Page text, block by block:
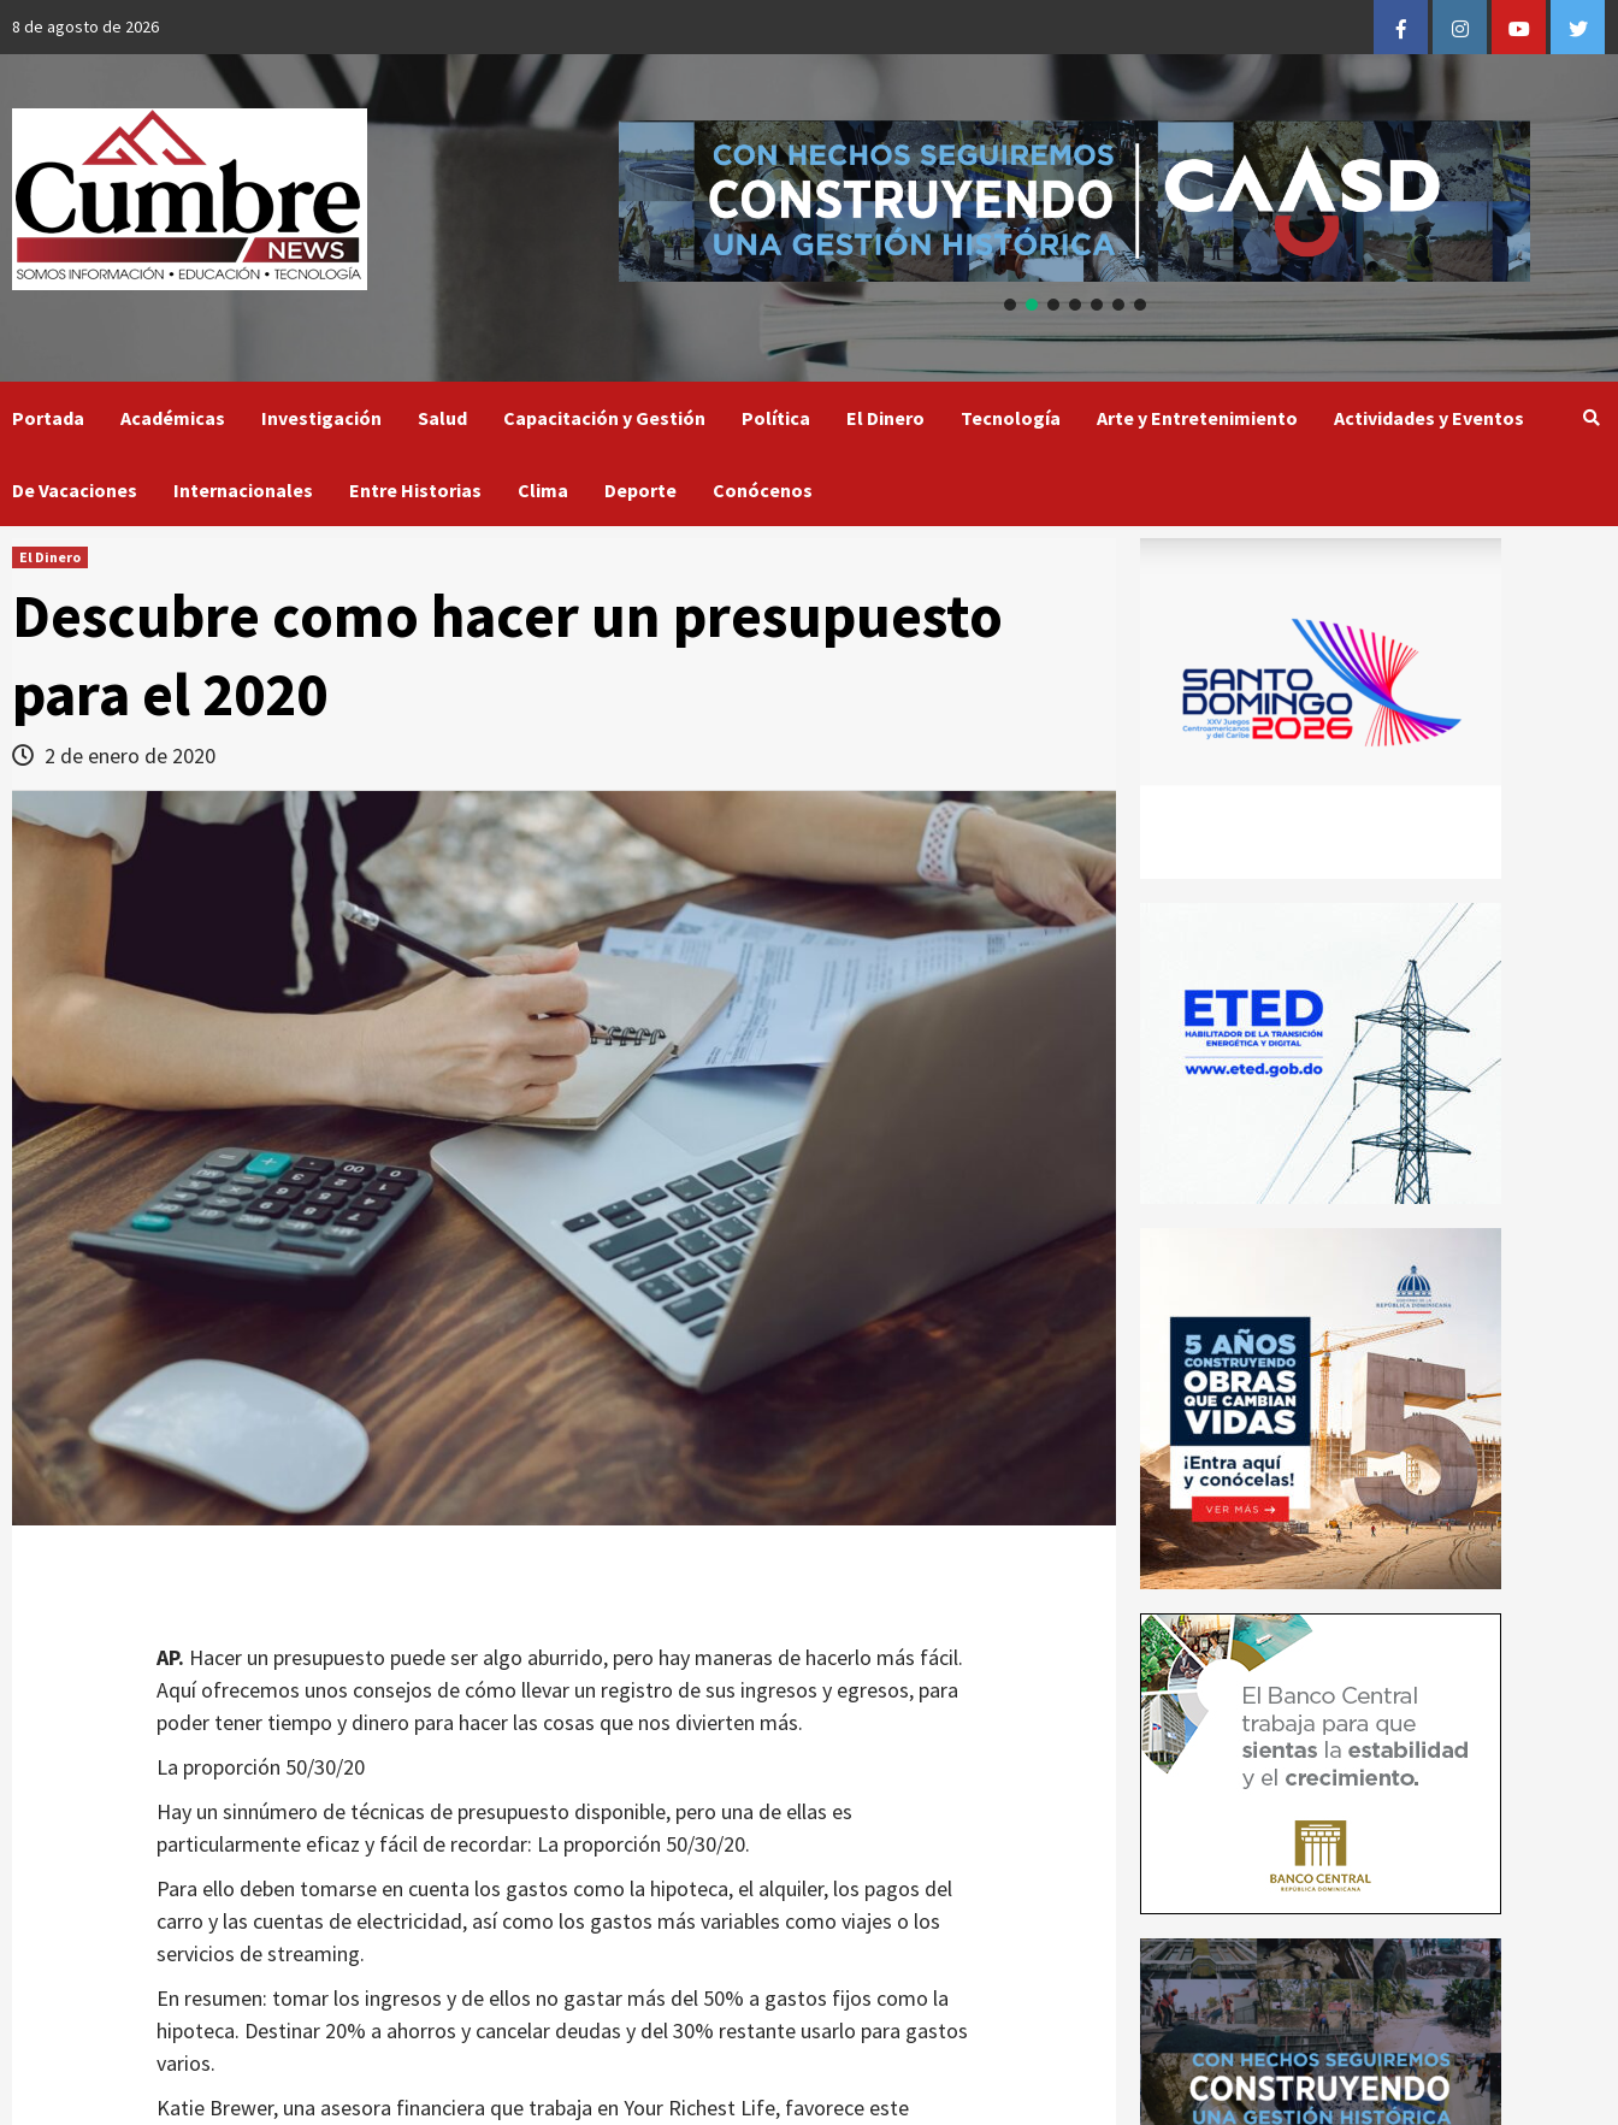
8 de agosto de 2026 FacebookInstagramYoutube
Portada Académicas Investigación Salud Capacitación y Gestión Política El Dinero Tecnología Arte y Entretenimiento Actividades y Eventos
De Vacaciones Internacionales Entre Historias Clima Deporte Conócenos
El Dinero
Descubre como hacer un presupuesto
para el 2020
2 de enero de 2020
AP. Hacer un presupuesto puede ser algo aburrido, pero hay maneras de hacerlo más fácil.
Aquí ofrecemos unos consejos de cómo llevar un registro de sus ingresos y egresos, para
poder tener tiempo y dinero para hacer las cosas que nos divierten más.
La proporción 50/30/20
Hay un sinnúmero de técnicas de presupuesto disponible, pero una de ellas es
particularmente eficaz y fácil de recordar: La proporción 50/30/20.
Para ello deben tomarse en cuenta los gastos como la hipoteca, el alquiler, los pagos del
carro y las cuentas de electricidad, así como los gastos más variables como viajes o los
servicios de streaming.
En resumen: tomar los ingresos y de ellos no gastar más del 50% a gastos fijos como la
hipoteca. Destinar 20% a ahorros y cancelar deudas y del 30% restante usarlo para gastos
varios.
Katie Brewer, una asesora financiera que trabaja en Your Richest Life, favorece este